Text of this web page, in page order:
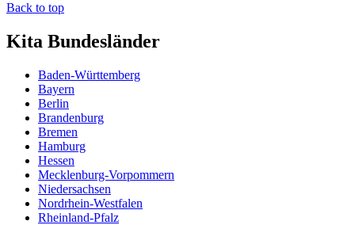
Back to top
Kita Bundesländer
Baden-Württemberg
Bayern
Berlin
Brandenburg
Bremen
Hamburg
Hessen
Mecklenburg-Vorpommern
Niedersachsen
Nordrhein-Westfalen
Rheinland-Pfalz